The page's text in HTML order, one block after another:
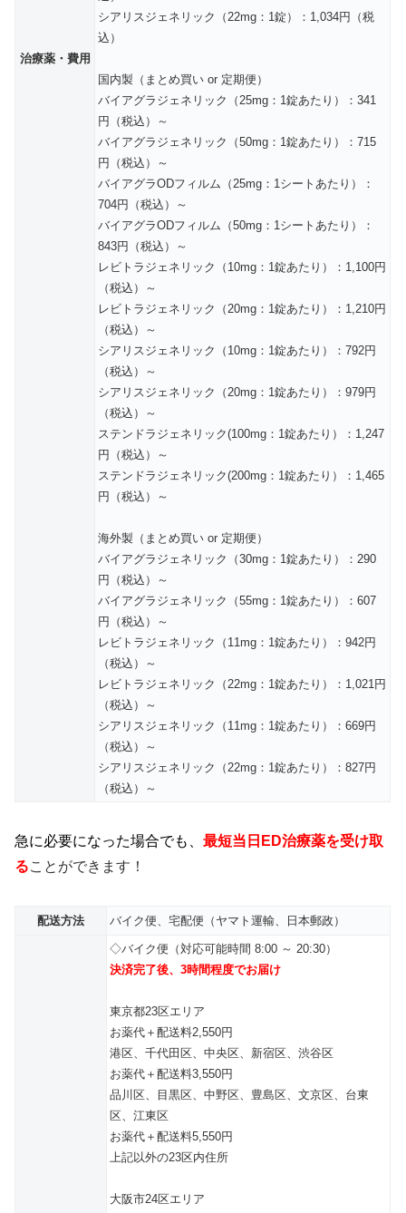
治療薬・費用
シアリスジェネリック（22mg：1錠）：1,034円（税
込）
国内製（まとめ買い or 定期便）
バイアグラジェネリック（25mg：1錠あたり）：341
円（税込）～
バイアグラジェネリック（50mg：1錠あたり）：715
円（税込）～
バイアグラODフィルム（25mg：1シートあたり）：
704円（税込）～
バイアグラODフィルム（50mg：1シートあたり）：
843円（税込）～
レビトラジェネリック（10mg：1錠あたり）：1,100円
（税込）～
レビトラジェネリック（20mg：1錠あたり）：1,210円
（税込）～
シアリスジェネリック（10mg：1錠あたり）：792円
（税込）～
シアリスジェネリック（20mg：1錠あたり）：979円
（税込）～
ステンドラジェネリック(100mg：1錠あたり）：1,247
円（税込）～
ステンドラジェネリック(200mg：1錠あたり）：1,465
円（税込）～
海外製（まとめ買い or 定期便）
バイアグラジェネリック（30mg：1錠あたり）：290
円（税込）～
バイアグラジェネリック（55mg：1錠あたり）：607
円（税込）～
レビトラジェネリック（11mg：1錠あたり）：942円
（税込）～
レビトラジェネリック（22mg：1錠あたり）：1,021円
（税込）～
シアリスジェネリック（11mg：1錠あたり）：669円
（税込）～
シアリスジェネリック（22mg：1錠あたり）：827円
（税込）～
急に必要になった場合でも、 最短当日ED治療薬を受け取
ることができます！
配送方法 バイク便、宅配便（ヤマト運輸、日本郵政）
◇バイク便（対応可能時間 8:00 ～ 20:30）
決済完了後、3時間程度でお届け
東京都23区エリア
お薬代＋配送料2,550円
港区、千代田区、中央区、新宿区、渋谷区
お薬代＋配送料3,550円
品川区、目黒区、中野区、豊島区、文京区、台東
区、江東区
お薬代＋配送料5,550円
上記以外の23区内住所
大阪市24区エリア